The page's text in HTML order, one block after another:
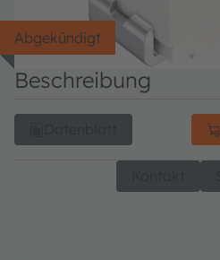
Abgekündigt
Beschreibung